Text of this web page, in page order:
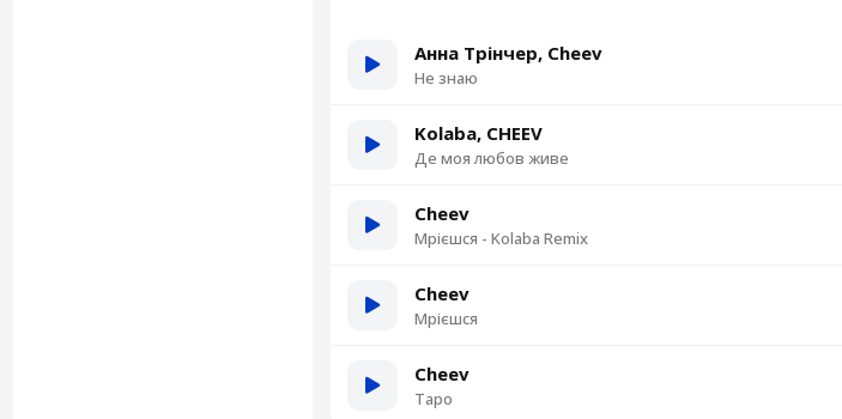
Анна Трінчер, Cheev
Не знаю
Kolaba, CHEEV
Де моя любов живе
Cheev
Мрієшся - Kolaba Remix
Cheev
Мрієшся
Cheev
Таро